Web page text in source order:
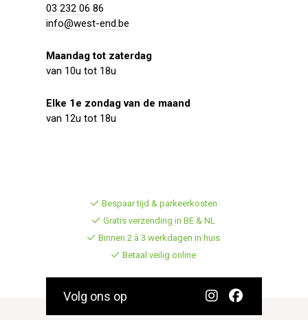
03 232 06 86
info@west-end.be
Maandag tot zaterdag
van 10u tot 18u
Elke 1e zondag van de maand
van 12u tot 18u
Bespaar tijd & parkeerkosten
Gratis verzending in BE & NL
Binnen 2 à 3 werkdagen in huis
Betaal veilig online
Volg ons op